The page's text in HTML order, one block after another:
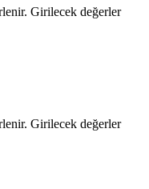
Girilecek değerler
Girilecek değerler